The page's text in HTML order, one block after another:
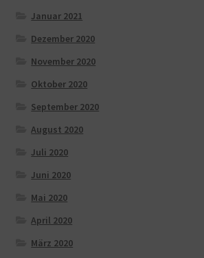
Januar 2021
Dezember 2020
November 2020
Oktober 2020
September 2020
August 2020
Juli 2020
Juni 2020
Mai 2020
April 2020
März 2020